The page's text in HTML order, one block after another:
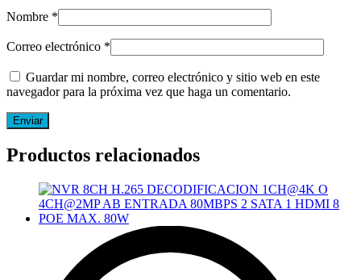
Nombre *
Correo electrónico *
Guardar mi nombre, correo electrónico y sitio web en este
navegador para la próxima vez que haga un comentario.
Productos relacionados